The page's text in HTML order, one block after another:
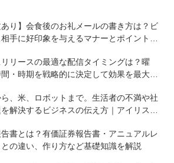
り】会食後のお礼メールの書き方は？ビ
手に好印象を与えるマナーとポイントを
リースの最適な配信タイミングは？曜
間・時期を戦略的に決定して効果を最大化
、米、ロボットまで。生活者の不満や社
解決するビジネスの伝え方｜アイリスオ
書とは？有価証券報告書・アニュアルレ
の違い、作り方など基礎知識を解説